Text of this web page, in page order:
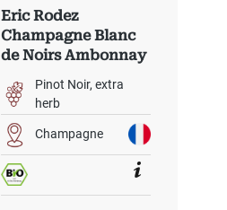
Eric Rodez
Champagne Blanc
de Noirs Ambonnay
Grand Cru extra
brut BIO
Pinot Noir extra
herb
Champagne